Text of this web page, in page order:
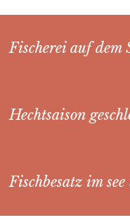
Fischerei auf dem
Hechtsaison
Fischbesatz im